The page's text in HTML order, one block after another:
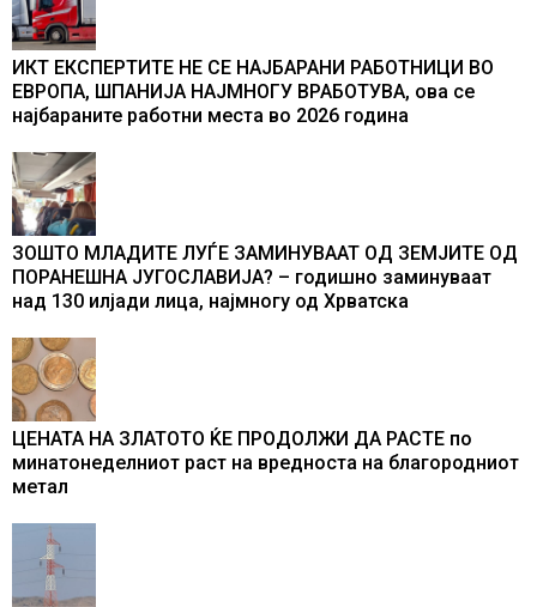
ИКТ ЕКСПЕРТИТЕ НЕ СЕ НАЈБАРАНИ РАБОТНИЦИ ВО
ЕВРОПА, ШПАНИЈА НАЈМНОГУ ВРАБОТУВА, oва се
најбараните работни места во 2026 година
ЗОШТО МЛАДИТЕ ЛУЃЕ ЗАМИНУВААТ ОД ЗЕМЈИТЕ ОД
ПОРАНЕШНА ЈУГОСЛАВИЈА? – годишно заминуваат
над 130 илјади лица, најмногу од Хрватска
ЦЕНАТА НА ЗЛАТОТО ЌЕ ПРОДОЛЖИ ДА РАСТЕ по
минатонеделниот раст на вредноста на благородниот
метал